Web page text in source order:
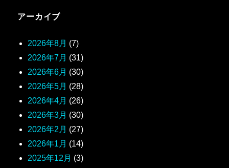
アーカイブ
2026年8月 (7)
2026年7月 (31)
2026年6月 (30)
2026年5月 (28)
2026年4月 (26)
2026年3月 (30)
2026年2月 (27)
2026年1月 (14)
2025年12月 (3)